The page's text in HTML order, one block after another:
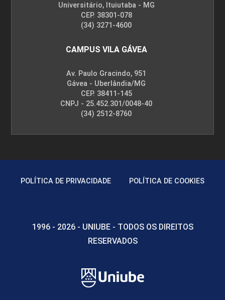
Universitário, Ituiutaba - MG
CEP. 38301-078
(34) 3271-4600
CAMPUS VILA GÁVEA
Av. Paulo Gracindo, 951
Gávea - Uberlândia/MG
CEP. 38411-145
CNPJ - 25.452.301/0048-40
(34) 2512-8760
POLÍTICA DE PRIVACIDADE POLÍTICA DE COOKIES
1996 - 2026 - UNIUBE - TODOS OS DIREITOS
RESERVADOS